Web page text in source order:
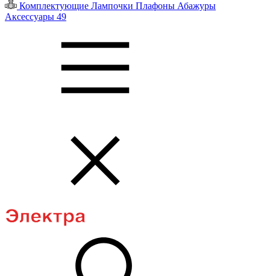
Комплектующие Лампочки Плафоны Абажуры
Аксессуары 49